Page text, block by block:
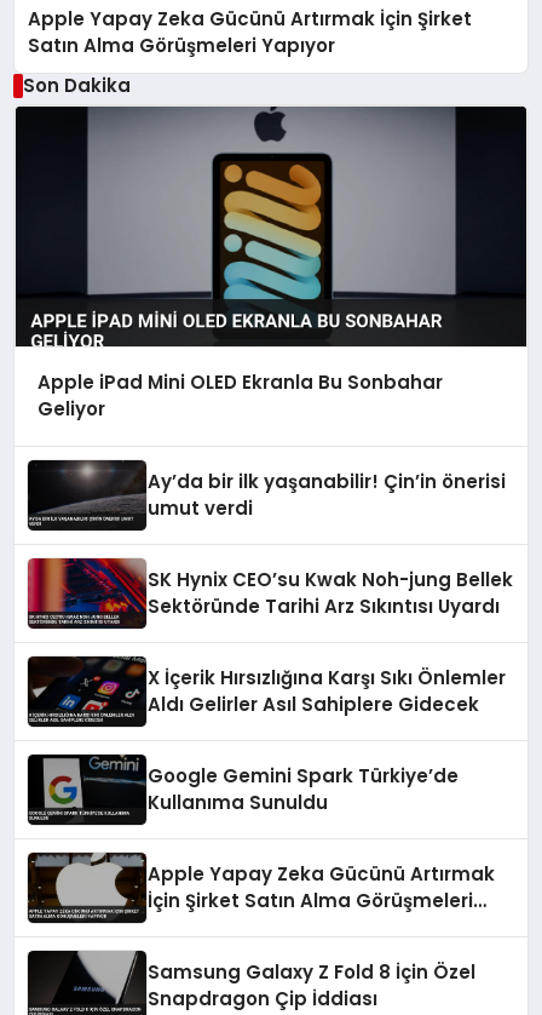
Apple Yapay Zeka Gücünü Artırmak İçin Şirket
Satın Alma Görüşmeleri Yapıyor
Son Dakika
Apple iPad Mini OLED Ekranla Bu Sonbahar
Geliyor
Ay’da bir ilk yaşanabilir! Çin’in önerisi
umut verdi
SK Hynix CEO’su Kwak Noh-jung Bellek
Sektöründe Tarihi Arz Sıkıntısı Uyardı
X İçerik Hırsızlığına Karşı Sıkı Önlemler
Aldı Gelirler Asıl Sahiplere Gidecek
Google Gemini Spark Türkiye’de
Kullanıma Sunuldu
Apple Yapay Zeka Gücünü Artırmak
İçin Şirket Satın Alma Görüşmeleri
Samsung Galaxy Z Fold 8 İçin Özel
Snapdragon Çip İddiası